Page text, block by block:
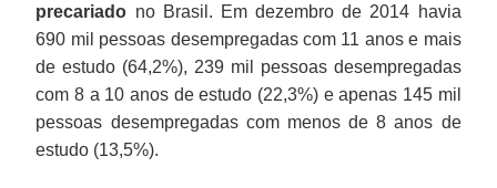
precariado no Brasil. Em dezembro de 2014 havia
690 mil pessoas desempregadas com 11 anos e mais
de estudo (64,2%), 239 mil pessoas desempregadas
com 8 a 10 anos de estudo (22,3%) e apenas 145 mil
pessoas desempregadas com menos de 8 anos de
estudo (13,5%).